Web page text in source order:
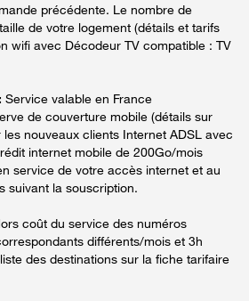
précédente. Le nombre de
de votre logement (détails et tarifs
wifi avec Décodeur TV compatible : TV
Service valable en France
de couverture mobile (détails sur
nouveaux clients Internet ADSL avec
internet mobile de 200Go/mois
service de votre accès internet et au
suivant la souscription.
coût du service des numéros
différents/mois et 3h
des destinations sur la fiche tarifaire